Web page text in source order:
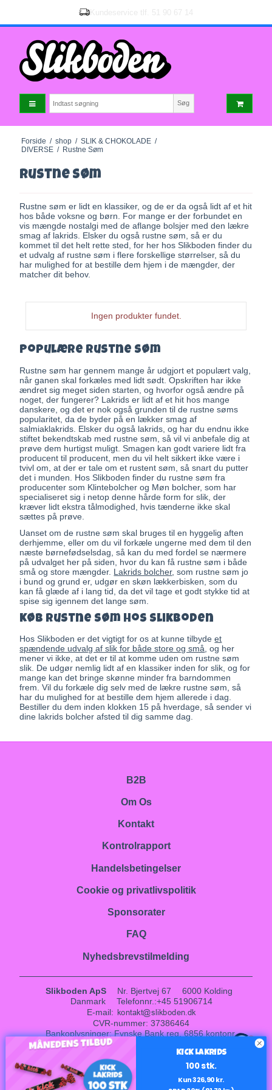
Kundeservice tlf. 51 90 67 14
Søg
Forside / shop / SLIK & CHOKOLADE /
DIVERSE / Rustne Søm
Rustne Søm
Rustne søm er lidt en klassiker, og de er da også lidt af et hit
hos både voksne og børn. For mange er der forbundet en
vis mængde nostalgi med de aflange bolsjer med den lækre
smag af lakrids. Elsker du også rustne søm, så er du
kommet til det helt rette sted, for her hos Slikboden finder du
et udvalg af rustne søm i flere forskellige størrelser, så du
har mulighed for at bestille dem hjem i de mængder, der
matcher dit behov.
Ingen produkter fundet.
Populære rustne søm
Rustne søm har gennem mange år udgjort et populært valg,
når ganen skal forkæles med lidt sødt. Opskriften har ikke
ændret sig meget siden starten, og hvorfor også ændre på
noget, der fungerer? Lakrids er lidt af et hit hos mange
danskere, og det er nok også grunden til de rustne søms
popularitet, da de byder på en lækker smag af
salmiaklakrids. Elsker du også lakrids, og har du endnu ikke
stiftet bekendtskab med rustne søm, så vil vi anbefale dig at
prøve dem hurtigst muligt. Smagen kan godt variere lidt fra
producent til producent, men du vil helt sikkert ikke være i
tvivl om, at der er tale om et rustent søm, så snart du putter
det i munden. Hos Slikboden finder du rustne søm fra
producenter som Klintebolcher og Møn bolcher, som har
specialiseret sig i netop denne hårde form for slik, der
kræver lidt ekstra tålmodighed, hvis tænderne ikke skal
sættes på prøve.
Uanset om de rustne søm skal bruges til en hyggelig aften
derhjemme, eller om du vil forkæle ungerne med dem til den
næste børnefødselsdag, så kan du med fordel se nærmere
på udvalget her på siden, hvor du kan få rustne søm i både
små og store mængder. Lakrids bolcher, som rustne søm jo
i bund og grund er, udgør en skøn lækkerbisken, som du
kan få glæde af i lang tid, da det vil tage et godt stykke tid at
spise sig igennem det lange søm.
Køb rustne søm hos Slikboden
Hos Slikboden er det vigtigt for os at kunne tilbydeet
spændende udvalg af slik for både store og små , og her
mener vi ikke, at det er til at komme uden om rustne søm
slik. De udgør nemlig lidt af en klassiker inden for slik, og for
mange kan det bringe skønne minder fra barndommen
frem. Vil du forkæle dig selv med de lækre rustne søm, så
har du mulighed for at bestille dem hjem allerede i dag.
Bestiller du dem inden klokken 15 på hverdage, så sender vi
dine lakrids bolcher afsted til dig samme dag.
B2B
Om Os
Kontakt
Kontrolrapport
Handelsbetingelser
Cookie og privatlivspolitik
Sponsorater
FAQ
Nyhedsbrevstilmelding
Slikboden ApS Nr. Bjertvej 67
6000 Kolding
Danmark
Telefonnr.:+45 51906714
E-mail:
CVR-nummer: 37386464
Bankoplysninger:Fynske Bank reg. 6856 kontonr.
Facebook
Instagram LinkedIn
1
KICK LAKRIDS
100 stk.
Kun 326,90 kr.